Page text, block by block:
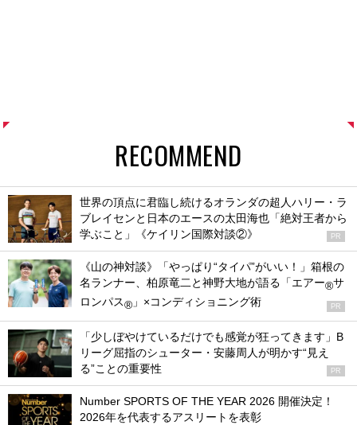
RECOMMEND
世界の頂点に君臨し続けるオランダの超人ハリー・ラ
ブレイセンと日本のエースの太田海也「絶対王者から
学ぶこと」《ケイリン国際対談②》
PR
《山の神対談》「やっぱり“タイパ”がいい！」箱根の
名ランナー、柏原竜二と神野大地が語る「エアー®サ
ロンパス® 」×コンディショニング術 PR
「少しぼやけているだけでも感覚が狂ってきます」B
リーグ屈指のシューター・安藤周人が明かす“見え
る”ことの重要性
PR
Number SPORTS OF THE YEAR 2026 開催決定！
2026年を代表するアスリートを表彰